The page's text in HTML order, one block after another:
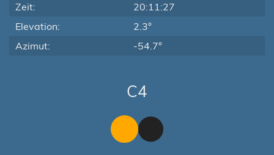
Zeit:
20:11:27
Elevation:
2.3°
Azimut:
-54.7°
C4